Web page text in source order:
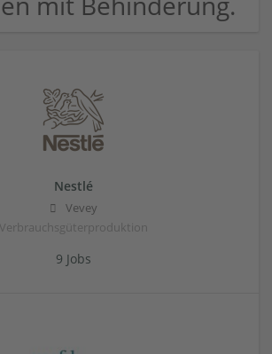
Nestlé
Vevey
Verbrauchsgüterproduktion
9 Jobs